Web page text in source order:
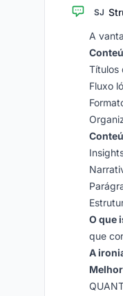
SJ
A
Títulos
Fluxo
O que
que
A